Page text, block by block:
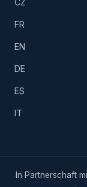
CZ
FR
EN
DE
ES
IT
In Partnerschaft